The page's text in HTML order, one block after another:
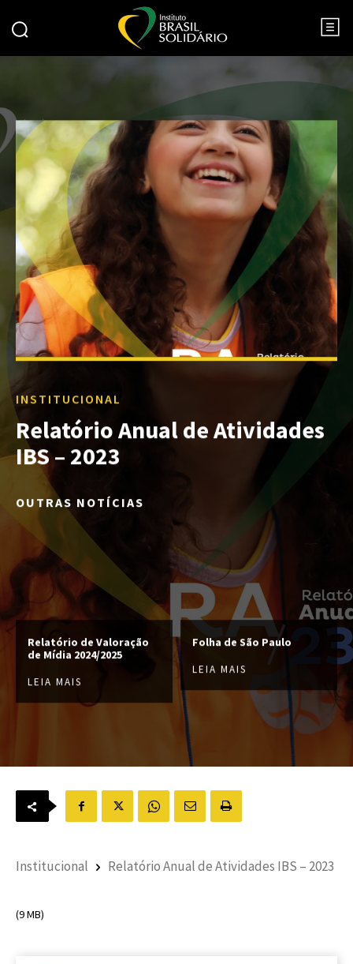
INSTITUCIONAL
Relatório Anual de Atividades
IBS – 2023
OUTRAS NOTÍCIAS
Relatório de Valoração
de Mídia 2024/2025
LEIA MAIS
Folha de São Paulo
LEIA MAIS
Institucional Relatório Anual de Atividades IBS – 2023
(9 MB)